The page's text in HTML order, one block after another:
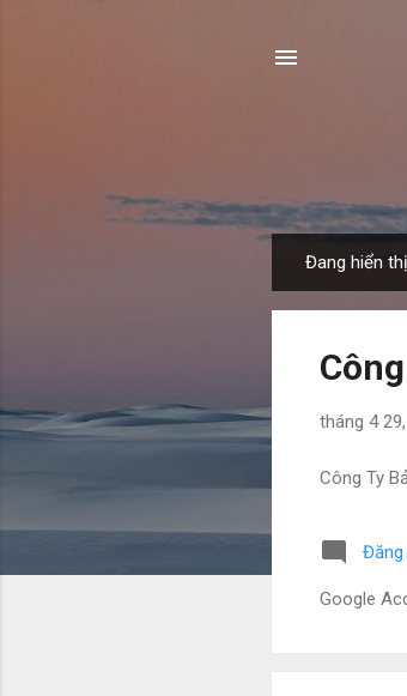
à
Đang hiển
tháng 4
Công Ty
Đăng
Google